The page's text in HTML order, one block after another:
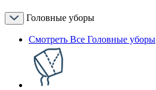
Головные уборы
Смотреть Все Головные уборы